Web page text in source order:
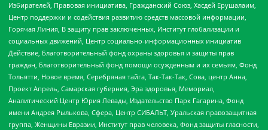
Избирателей, Правовая инициатива, Гражданский Союз, Хасдей Ерушалаим,
Центр поддержки и содействия развитию средств массовой информации,
Горячая Линия, В защиту прав заключенных, Институт глобализации и
социальных движений, Центр социально-информационных инициатив
Действие, Благотворительный фонд охраны здоровья и защиты прав
граждан, Благотворительный фонд помощи осужденным и их семьям, Фонд
Тольятти, Новое время, Серебряная тайга, Так-Так-Так, Сова, центр Анна,
Проект Апрель, Самарская губерния, Эра здоровья, Мемориал,
Аналитический Центр Юрия Левады, Издательство Парк Гагарина, Фонд
имени Андрея Рылькова, Сфера, Центр СИБАЛЬТ, Уральская правозащитная
группа, Женщины Евразии, Институт прав человека, Фонд защиты гласности,